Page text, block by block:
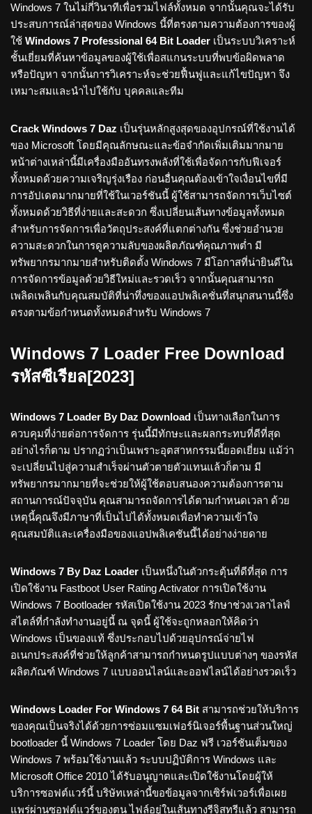
Windows 7 ในไม่กี่วินาทีเพื่อรวมไฟล์ทั้งหมด จากนั้นคุณจะได้รับ
ประสบการณ์ล่าสุดของ Windows นี้ที่ตรงตามความต้องการของผู้
ใช้ Windows 7 Professional 64 Bit Loader เป็นระบบวิเคราะห์
ชั้นเยี่ยมที่ค้นหาข้อมูลของผู้ใช้เพื่อสแกนระบบที่พบข้อผิดพลาด
หรือปัญหา จากนั้นการวิเคราะห์จะช่วยฟื้นฟูและแก้ไขปัญหา จึง
เหมาะสมและนำไปใช้กับ บุคคลและทีม
Crack Windows 7 Daz เป็นรุ่นหลักสูงสุดของอุปกรณ์ที่ใช้งานได้
ของ Microsoft โดยมีคุณลักษณะและข้อจำกัดเพิ่มเติมมากมาย
หน้าต่างเหล่านี้มีเครื่องมืออันทรงพลังที่ใช้เพื่อจัดการกับฟีเจอร์
ทั้งหมดด้วยความเจริญรุ่งเรือง ก่อนอื่นคุณต้องเข้าใจเงื่อนไขที่มี
การอัปเดตมากมายที่ใช้ในเวอร์ชันนี้ ผู้ใช้สามารถจัดการเว็บไซต์
ทั้งหมดด้วยวิธีที่ง่ายและสะดวก ซึ่งเปลี่ยนเส้นทางข้อมูลทั้งหมด
สำหรับการจัดการเพื่อวัตถุประสงค์ที่แตกต่างกัน ซึ่งช่วยอำนวย
ความสะดวกในการดูความลับของผลิตภัณฑ์คุณภาพต่ำ มี
ทรัพยากรมากมายสำหรับติดตั้ง Windows 7 มีโอกาสที่น่ายินดีใน
การจัดการข้อมูลด้วยวิธีใหม่และรวดเร็ว จากนั้นคุณสามารถ
เพลิดเพลินกับคุณสมบัติที่น่าทึ่งของแอปพลิเคชั่นที่สนุกสนานนี้ซึ่ง
ตรงตามข้อกำหนดทั้งหมดสำหรับ Windows 7
Windows 7 Loader Free Download
รหัสซีเรียล[2023]
Windows 7 Loader By Daz Download เป็นทางเลือกในการ
ควบคุมที่ง่ายต่อการจัดการ รุ่นนี้มีทักษะและผลกระทบที่ดีที่สุด
อย่างไรก็ตาม ปรากฏว่าเป็นเพราะอุตสาหกรรมนี้ยอดเยี่ยม แม้ว่า
จะเปลี่ยนไปสู่ความสำเร็จผ่านตัวตายตัวแทนแล้วก็ตาม มี
ทรัพยากรมากมายที่จะช่วยให้ผู้ใช้ตอบสนองความต้องการตาม
สถานการณ์ปัจจุบัน คุณสามารถจัดการได้ตามกำหนดเวลา ด้วย
เหตุนี้คุณจึงมีภาษาที่เป็นไปได้ทั้งหมดเพื่อทำความเข้าใจ
คุณสมบัติและเครื่องมือของแอปพลิเคชันนี้ได้อย่างง่ายดาย
Windows 7 By Daz Loader เป็นหนึ่งในตัวกระตุ้นที่ดีที่สุด การ
เปิดใช้งาน Fastboot User Rating Activator การเปิดใช้งาน
Windows 7 Bootloader รหัสเปิดใช้งาน 2023 รักษาช่วงเวลาไลฟ์
สไตล์ที่กำลังทำงานอยู่นี้ ณ จุดนี้ ผู้ใช้จะถูกหลอกให้คิดว่า
Windows เป็นของแท้ ซึ่งประกอบไปด้วยอุปกรณ์จ่ายไฟ
อเนกประสงค์ที่ช่วยให้ลูกค้าสามารถกำหนดรูปแบบต่างๆ ของรหัส
ผลิตภัณฑ์ Windows 7 แบบออนไลน์และออฟไลน์ได้อย่างรวดเร็ว
Windows Loader For Windows 7 64 Bit สามารถช่วยให้บริการ
ของคุณเป็นจริงได้ด้วยการซ่อมแซมเฟอร์นิเจอร์พื้นฐานส่วนใหญ่
bootloader นี้ Windows 7 Loader โดย Daz ฟรี เวอร์ชันเต็มของ
Windows 7 พร้อมใช้งานแล้ว ระบบปฏิบัติการ Windows และ
Microsoft Office 2010 ได้รับอนุญาตและเปิดใช้งานโดยผู้ให้
บริการซอฟต์แวร์นี้ บริษัทเหล่านี้ขอข้อมูลจากเซิร์ฟเวอร์เพื่อเผย
แพร่ผ่านซอฟต์แวร์ของตน ไฟล์อยู่ในเส้นทางรีจิสทรีแล้ว สามารถ